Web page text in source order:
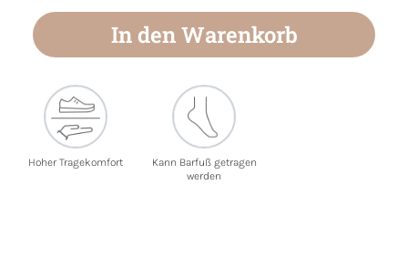
In den Warenkorb
Hoher Tragekomfort
Kann Barfuß getragen
werden